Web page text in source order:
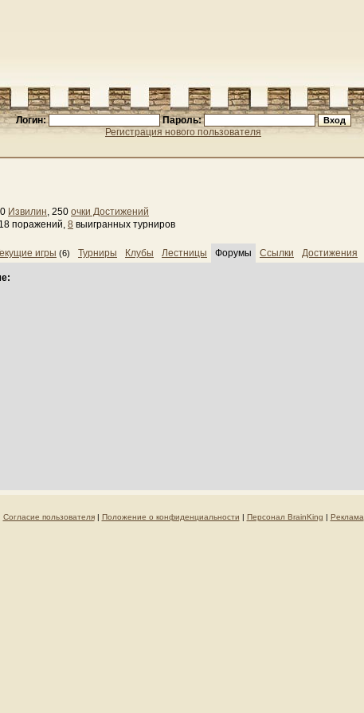
Логин:
Пароль:
Регистрация нового пользователя
Извилин, 250 очки Достижений
поражений, 8 выигранных турниров
игры (6) Турниры Клубы Лестницы Форумы Ссылки Достижения
Согласие пользователя| Положение о конфиденциальности | Персонал BrainKing | Реклама